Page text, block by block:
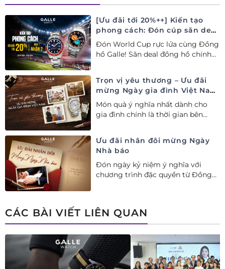
[Ưu đãi tới 20%++] Kiến tạo
phong cách: Đón cúp săn deal
– Siêu ưu đãi đồng hành cùng
World Cup
Đón World Cup rực lửa cùng Đồng
hồ Galle! Săn deal đồng hồ chính
Trọn vị yêu thương – Ưu đãi
mừng Ngày gia đình Việt Nam
28/06
Món quà ý nghĩa nhất dành cho
gia đình chính là thời gian bên
Gia đình Việt Nam.
Ưu đãi nhân đôi mừng Ngày
Nhà báo
Đón ngày kỷ niệm ý nghĩa với
chương trình đặc quyền từ Đồng
CÁC BÀI VIẾT LIÊN QUAN